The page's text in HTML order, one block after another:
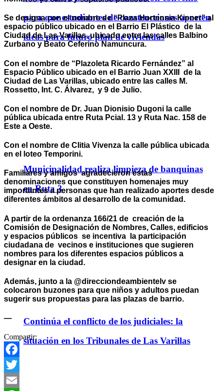
para que estudiantes de construcciones aporten
ideas para futuro plan de viviendas
Municipalidad realiza limpieza de banquinas
en Ruta 3
Continúa el conflicto de los judiciales: la
situación en los Tribunales de Las Varillas
Se designa con el nombre de “Plaza Hortensia Kiener” al
espacio público ubicado en el Barrio El Plástico de la
Ciudad de Las Varillas, ubicado entre las calles Balbino
Zurbano y Beato Ceferino Namuncura.
Con el nombre de “Plazoleta Ricardo Fernández” al
Espacio Público ubicado en el Barrio Juan XXIII de la
Ciudad de Las Varillas, ubicado entre las calles M.
Rossetto, Int. C. Álvarez, y 9 de Julio.
Con el nombre de Dr. Juan Dionisio Dugoni la calle
pública ubicada entre Ruta Pcial. 13 y Ruta Nac. 158 de
Este a Oeste.
Con el nombre de Clitia Vivenza la calle pública ubicada
en el loteo Temporini.
Familiares y amigos agradecieron estas
denominaciones que constituyen homenajes muy
importantes a personas que han realizado aportes desde
diferentes ámbitos al desarrollo de la comunidad.
A partir de la ordenanza 166/21 de creación de la
Comisión de Designación de Nombres, Calles, edificios
y espacios públicos se incentiva la participación
ciudadana de vecinos e instituciones que sugieren
nombres para los diferentes espacios públicos a
designar en la ciudad.
Además, junto a la @direcciondeambientelv se
colocaron buzones para que niños y adultos puedan
sugerir sus propuestas para las plazas de barrio.
—
Compartir:
Facebook
Twitter